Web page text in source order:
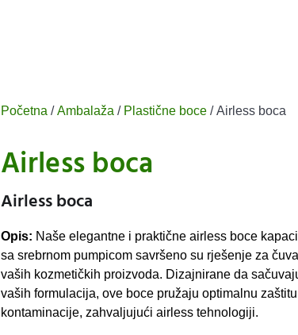
Početna /Ambalaža / Plastične boce / Airless boca
Airless boca
Airless boca
Opis: Naše elegantne i praktične airless boce
sa srebrnom pumpicom savršeno su rješenje za
vaših kozmetičkih proizvoda. Dizajnirane da
vaših formulacija, ove boce pružaju optimalnu
kontaminacije, zahvaljujući airless tehnologiji.